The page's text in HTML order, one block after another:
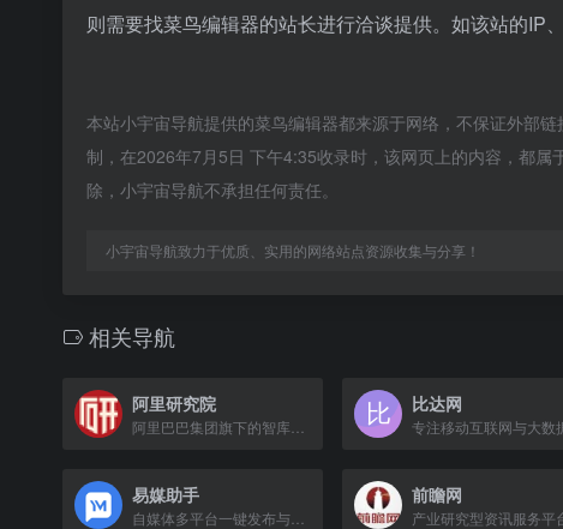
则需要找菜鸟编辑器的站长进行洽谈提供。如该站的IP
本站小宇宙导航提供的菜鸟编辑器都来源于网络，不保证外部
制，在2026年7月5日 下午4:35收录时，该网页上的内容，都
除，小宇宙导航不承担任何责任。
小宇宙导航致力于优质、实用的网络站点资源收集与分享！
相关导航
阿里研究院 比达网
易媒助手 前瞻网